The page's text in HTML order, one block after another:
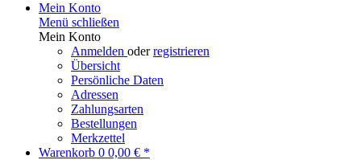
Mein Konto
Menü schließen
Mein Konto
Anmelden oderregistrieren
Übersicht
Persönliche Daten
Adressen
Zahlungsarten
Bestellungen
Merkzettel
Warenkorb 0 0,00 € *